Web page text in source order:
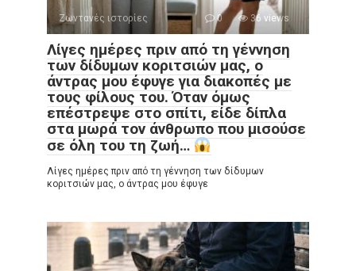
Ζωντανές ιστορίες 0 36 views
Λίγες ημέρες πριν από τη γέννηση
των δίδυμων κοριτσιών μας, ο
άντρας μου έφυγε για διακοπές με
τους φίλους του. Όταν όμως
επέστρεψε στο σπίτι, είδε δίπλα
στα μωρά τον άνθρωπο που μισούσε
σε όλη του τη ζωή…
Λίγες ημέρες πριν από τη γέννηση των δίδυμων
κοριτσιών μας, ο άντρας μου έφυγε